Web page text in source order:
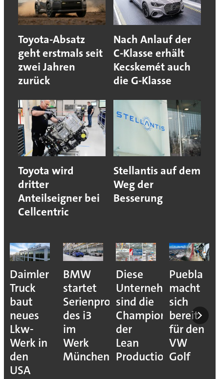
Toyota-Absatz
geht erstmals seit
zwei Jahren
zurück
Nach Anlauf der
C-Klasse erhält
Kecskemét auch
die G-Klasse
Toyota wird
dritter
Anteilseigner bei
Cellcentric
Stellantis auf dem
Weg der
Besserung
Daimler
Truck
baut
neues
Lkw-
Werk in
den
USA
BMW
startet
Serienproduktion
des i3
im
Werk
München
Diese
Unternehmen
sind die
Champions
der
Lean
Production
Puebla
macht
sich
bereit
für den
VW
Golf